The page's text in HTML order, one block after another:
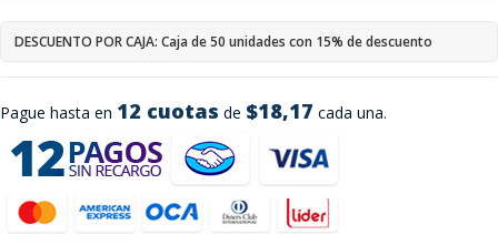
Pague hasta en 12 cuotas de $18,17 cada una.
DESCUENTO POR CAJA: Caja de 50 unidades con 15% de descuento